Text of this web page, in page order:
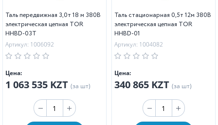
Таль передвижная 3,0т 18 м 380В
электрическая цепная TOR
HHBD-03T
Артикул: 1006092
Цена:
1 063 535 KZT (за шт)
Таль стационарная 0,5т 12м 380В
электрическая цепная TOR
HHBD-01
Артикул: 1004082
Цена:
340 865 KZT (за шт)